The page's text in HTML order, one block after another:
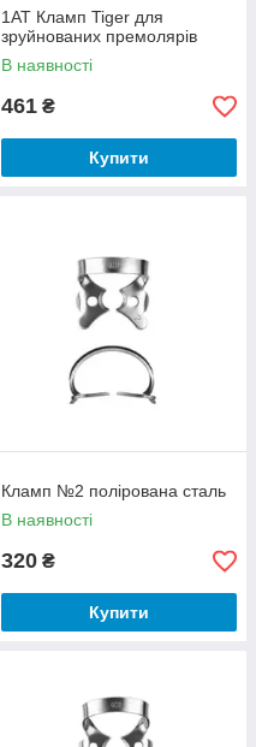
1АТ Кламп Tiger для
зруйнованих премолярів
В наявності
461 ₴
Купити
Кламп №2 полірована сталь
В наявності
320 ₴
Купити